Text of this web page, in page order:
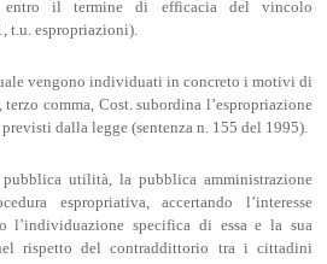
entro il termine di efficacia del vincolo
t.u. espropriazioni).
vengono individuati in concreto i motivi di
terzo comma, Cost. subordina l’espropriazione
dalla legge (sentenza n. 155 del 1995).
utilità, la pubblica amministrazione
espropriativa, accertando l’interesse
l’individuazione specifica di essa e la sua
rispetto del contraddittorio tra i cittadini